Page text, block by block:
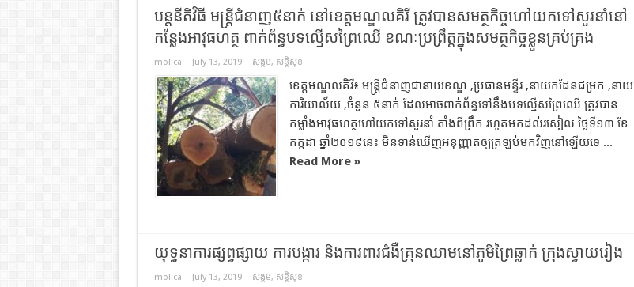
បន្តនីតិវិធី មន្ដ្រីជំនាញ៥នាក់ នៅខេត្តមណ្ឌលគិរី ត្រូវបានសមត្ថកិច្ចហៅយកទៅសួរនាំនៅ
កន្លែងអាវុធហត្ថ ពាក់ព័ន្ធបទល្មើសព្រៃឈើ ខណៈប្រព្រឹត្តក្នុងសមត្ថកិច្ចខ្លួនគ្រប់គ្រង
molica July 13, 2019 សង្គម, សន្តិសុខ
ខេត្តមណ្ឌលគិរី៖ មន្ដ្រីជំនាញជានាយខណ្ឌ ,ប្រធានមន្ទីរ ,នាយកដែនជម្រក ,នាយ
ការិយាល័យ ,ចំនួន ៥នាក់ ដែលអាចពាក់ព័ន្ធទៅនឹងបទល្មើសព្រៃឈើ ត្រូវបាន
កម្លាំងអាវុធហត្ថហៅយកទៅសួរនាំ តាំងពីព្រឹក រហូតមកដល់រសៀល ថ្ងៃទី១៣ ខែ
កក្កដា ឆ្នាំ២០១៩នេះ មិនទាន់ឃើញអនុញ្ញាតឲ្យត្រឡប់មកវិញនៅឡើយទេ ...
Read More »
យុទ្ធនាការផ្សព្វផ្សាយ ការបង្ការ និងការពារជំងឺគ្រុនឈាមនៅភូមិព្រៃឆ្លាក់ ក្រុងស្វាយរៀង
molica July 13, 2019 សង្គម, សន្តិសុខ